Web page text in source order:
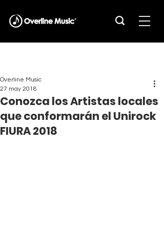
Conozca los Artistas locales
que conformarán el Unirock
FIURA 2018
Overline Music
27 may 2018